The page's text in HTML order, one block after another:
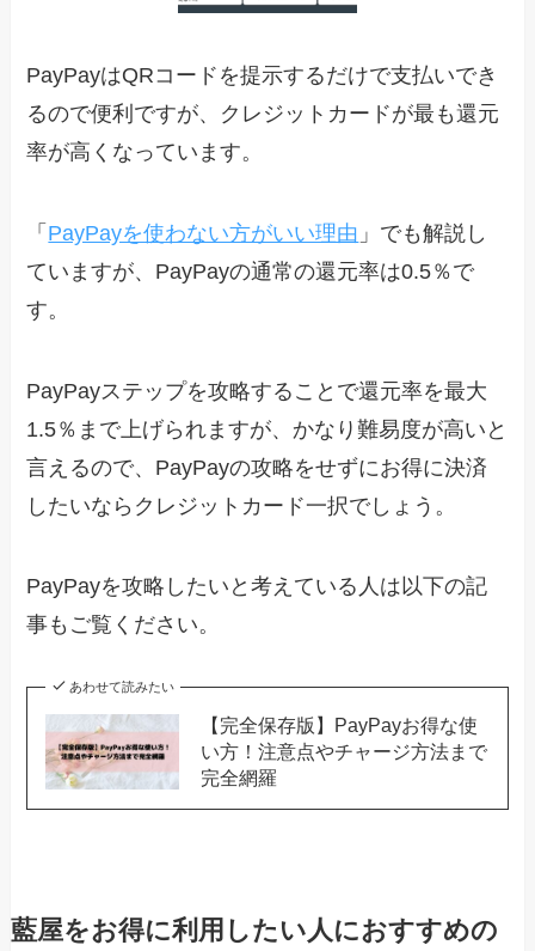
PayPayはQRコードを提示するだけで支払いでき
るので便利ですが、クレジットカードが最も還元
率が高くなっています。
「 PayPayを使わない方がいい理由 」でも解説し
ていますが、PayPayの通常の還元率は0.5％で
す。
PayPayステップを攻略することで還元率を最大
1.5％まで上げられますが、かなり難易度が高いと
言えるので、PayPayの攻略をせずにお得に決済
したいならクレジットカード一択でしょう。
PayPayを攻略したいと考えている人は以下の記
事もご覧ください。
あわせて読みたい
【完全保存版】PayPayお得な使
い方！注意点やチャージ方法まで
完全網羅
藍屋をお得に利用したい人におすすめの